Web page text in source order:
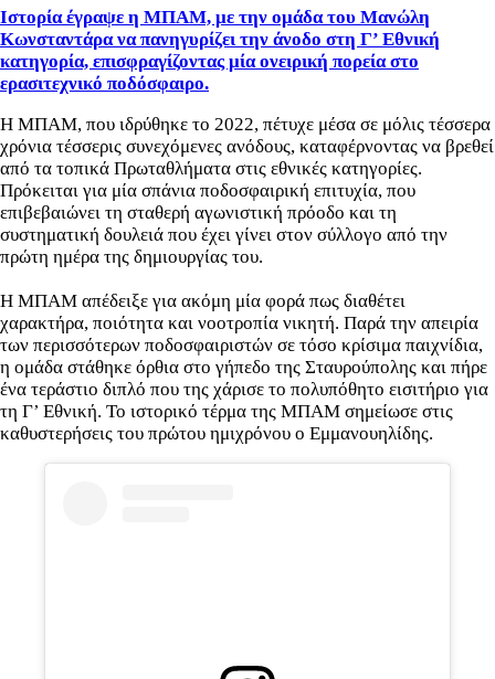
Ιστορία έγραψε η ΜΠΑΜ, με την ομάδα του Μανώλη
Κωνσταντάρα να πανηγυρίζει την άνοδο στη Γ’ Εθνική
κατηγορία, επισφραγίζοντας μία ονειρική πορεία στο
ερασιτεχνικό ποδόσφαιρο.
Η ΜΠΑΜ, που ιδρύθηκε το 2022, πέτυχε μέσα σε μόλις τέσσερα
χρόνια τέσσερις συνεχόμενες ανόδους, καταφέρνοντας να βρεθεί
από τα τοπικά Πρωταθλήματα στις εθνικές κατηγορίες.
Πρόκειται για μία σπάνια ποδοσφαιρική επιτυχία, που
επιβεβαιώνει τη σταθερή αγωνιστική πρόοδο και τη
συστηματική δουλειά που έχει γίνει στον σύλλογο από την
πρώτη ημέρα της δημιουργίας του.
Η ΜΠΑΜ απέδειξε για ακόμη μία φορά πως διαθέτει
χαρακτήρα, ποιότητα και νοοτροπία νικητή. Παρά την απειρία
των περισσότερων ποδοσφαιριστών σε τόσο κρίσιμα παιχνίδια,
η ομάδα στάθηκε όρθια στο γήπεδο της Σταυρούπολης και πήρε
ένα τεράστιο διπλό που της χάρισε το πολυπόθητο εισιτήριο για
τη Γ’ Εθνική. Το ιστορικό τέρμα της ΜΠΑΜ σημείωσε στις
καθυστερήσεις του πρώτου ημιχρόνου ο Εμμανουηλίδης.